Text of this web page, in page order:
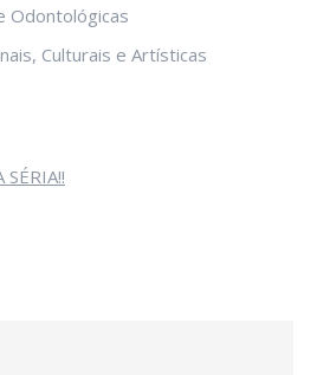
Odontológicas
Culturais e Artísticas
SÉRIA!!